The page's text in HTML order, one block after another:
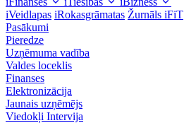
iVeidlapas iRokasgrāmatas Žurnāls iFiT
Pasākumi
Pieredze
Uzņēmuma vadība
Valdes loceklis
Finanses
Elektronizācija
Jaunais uzņēmējs
Viedokļi Intervija